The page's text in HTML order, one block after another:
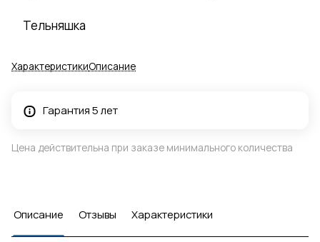
Тельняшка
ХарактеристикиОписание
Гарантия 5 лет
Цена действительна при заказе минимального количества
Описание Отзывы Характеристики